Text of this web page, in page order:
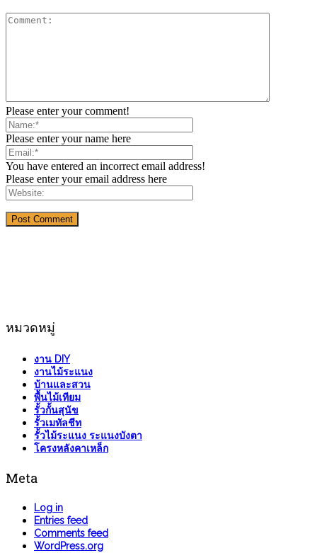
Please enter your comment!
Please enter your name here
You have entered an incorrect email address!
Please enter your email address here
หมวดหมู่
งาน DIY
งานไม้ระแนง
บ้านและสวน
พื้นไม้เทียม
รั้วกั้นสุนัข
รั้วเมทัลชีท
รั้วไม้ระแนง ระแนงบังตา
โครงหลังคาเหล็ก
Meta
Log in
Entries feed
Comments feed
WordPress.org